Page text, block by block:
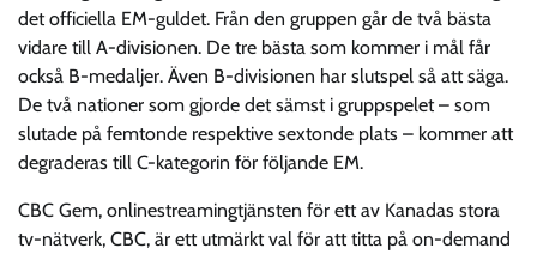
det officiella EM-guldet. Från den gruppen går de två bästa
vidare till A-divisionen. De tre bästa som kommer i mål får
också B-medaljer. Även B-divisionen har slutspel så att säga.
De två nationer som gjorde det sämst i gruppspelet – som
slutade på femtonde respektive sextonde plats – kommer att
degraderas till C-kategorin för följande EM.
CBC Gem, onlinestreamingtjänsten för ett av Kanadas stora
tv-nätverk, CBC, är ett utmärkt val för att titta på on-demand